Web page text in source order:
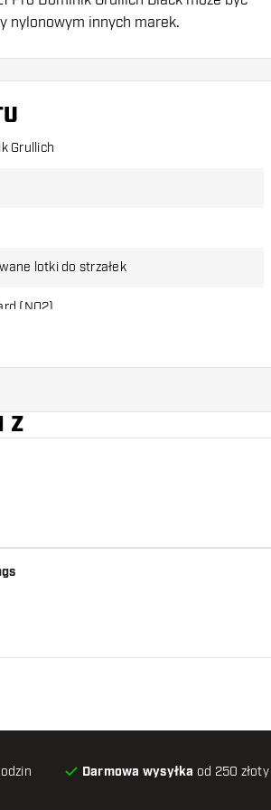
nylonowym innych marek.
i shaftów. Mogą one zostać
Grullich
lotki do strzałek
(NO2)
Z
Darmowa wysyłka od 250 złoty